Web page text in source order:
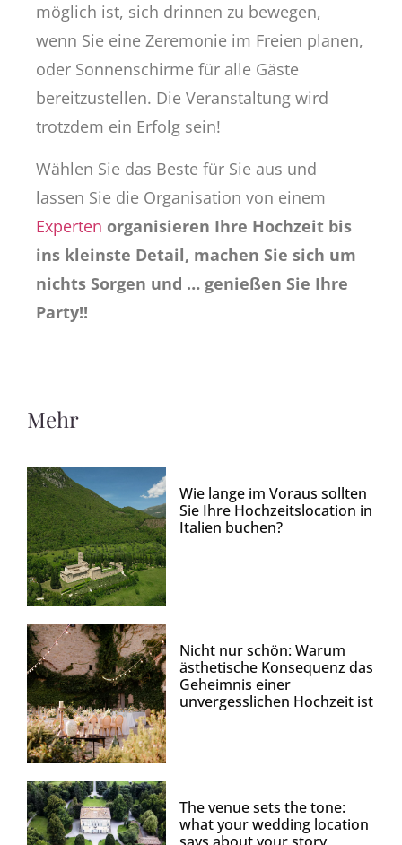
möglich ist, sich drinnen zu bewegen,
wenn Sie eine Zeremonie im Freien planen,
oder Sonnenschirme für alle Gäste
bereitzustellen. Die Veranstaltung wird
trotzdem ein Erfolg sein!
Wählen Sie das Beste für Sie aus und
lassen Sie die Organisation von einem
Experten organisieren Ihre Hochzeit bis
ins kleinste Detail, machen Sie sich um
nichts Sorgen und … genießen Sie Ihre
Party!!
Mehr
Wie lange im Voraus sollten
Sie Ihre Hochzeitslocation in
Italien buchen?
Nicht nur schön: Warum
ästhetische Konsequenz das
Geheimnis einer
unvergesslichen Hochzeit ist
The venue sets the tone:
what your wedding location